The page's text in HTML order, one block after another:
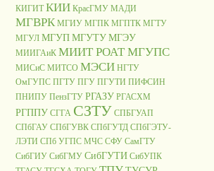
КИГИТ КИИ КрасГМУ МАДИ
МГВРК МГИУ МГПК МГПТК МГТУ
МГУЛ МГУПМГУТУМГЭУ
МИИГАиК МИИТ РОАТ МГУПС
МИСиС МИТСО МЭСИ НГТУ
ОмГУПС ПГТУ ПГУ ПГУТИ ПИФСИН
ПНИПУ ПензГТУ РГАЗУ РГАСХМ
РГППУ СГГА СЗТУ СПБГУАП
СПбГАУ СПбГУВК СПбГУТД СПбГЭТУ-
ЛЭТИ СПб УГПС МЧС СФУ СамГТУ
СибГИУ СибГМУ СибГУТИ СибУПК